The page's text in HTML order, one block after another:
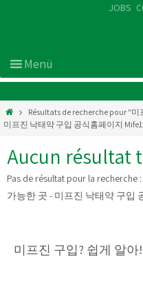
JOBS
Résultats de recherche pour "
미프진 낙태약 구입 공식홈페이지
Aucun résultat
Pas de résultat pour la recherche :
가능한 곳 - 미프진 낙태약 구입